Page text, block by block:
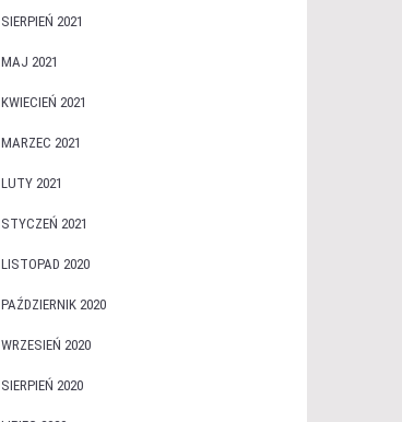
SIERPIEŃ 2021
MAJ 2021
KWIECIEŃ 2021
MARZEC 2021
LUTY 2021
STYCZEŃ 2021
LISTOPAD 2020
PAŹDZIERNIK 2020
WRZESIEŃ 2020
SIERPIEŃ 2020